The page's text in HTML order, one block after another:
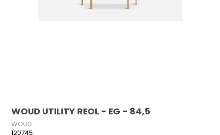
WOUD UTILITY REOL - EG - 84,5
WOUD
120745